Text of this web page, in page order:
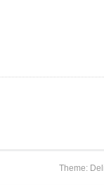
Theme: